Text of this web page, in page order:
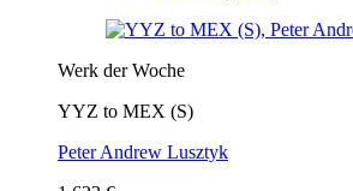
Werk der Woche
YYZ to MEX (S)
Peter Andrew Lusztyk